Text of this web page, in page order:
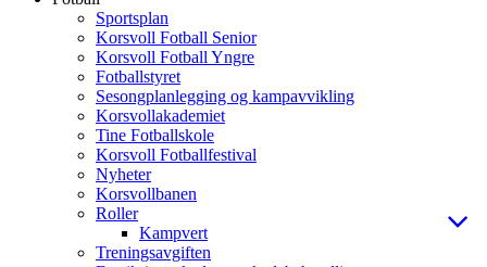
Sportsplan
Korsvoll Fotball Senior
Korsvoll Fotball Yngre
Fotballstyret
Sesongplanlegging og kampavvikling
Korsvollakademiet
Tine Fotballskole
Korsvoll Fotballfestival
Nyheter
Korsvollbanen
Roller
Kampvert
Treningsavgiften